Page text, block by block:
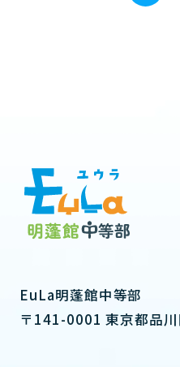
EuLa明蓬館中等部
〒141-0001 東京都品